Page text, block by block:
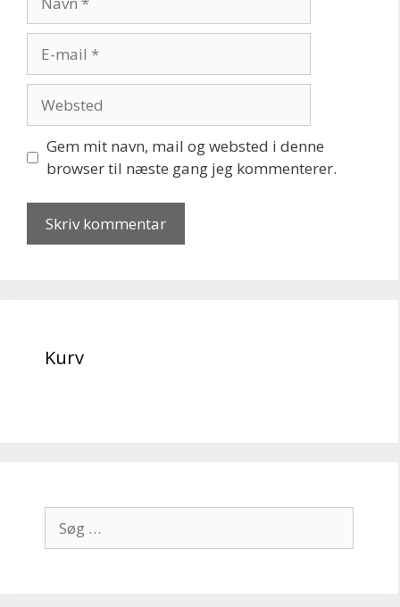
mail
Gem mit navn, mail og websted i denne
browser til næste gang jeg kommenterer.
Kurv
efter: